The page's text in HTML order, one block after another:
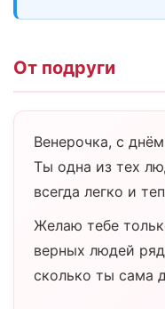
От подруги
Венерочка, с
Ты одна из тех
всегда легко и
Желаю тебе
верных людей
сколько ты сама